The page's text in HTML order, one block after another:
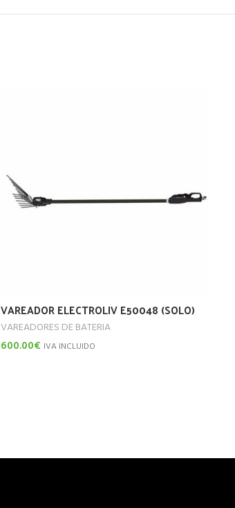
VAREADOR ELECTROLIV E50048 (SOLO)
VAREADORES DE BATERIA
600.00€ IVA INCLUIDO